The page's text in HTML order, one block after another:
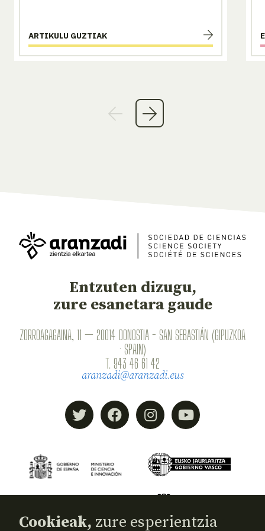
ARTIKULU GUZTIAK
Entzuten dizugu,
zure esanetara gaude
ZORROAGAGAINA, 11 — 20014 DONOSTIA - SAN SEBASTIÁN (GIPUZKOA
· SPAIN)
T. 943 46 61 42
aranzadi@aranzadi.eus
Cookieak, zure esperientzia